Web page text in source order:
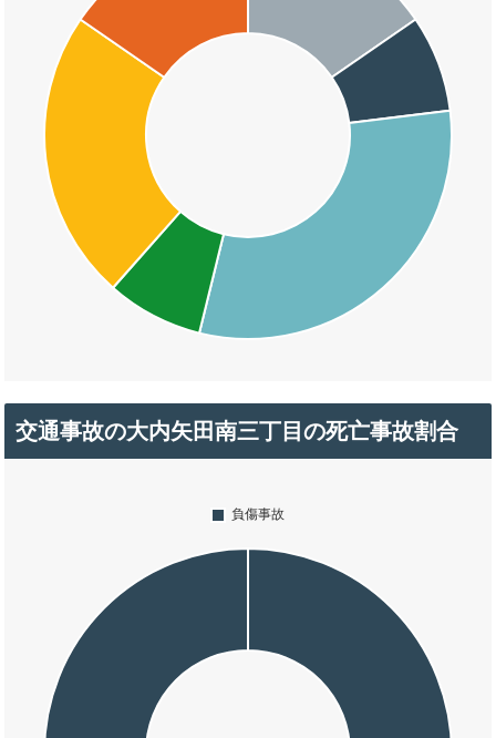
交通事故の大内矢田南三丁目の死亡事故割合